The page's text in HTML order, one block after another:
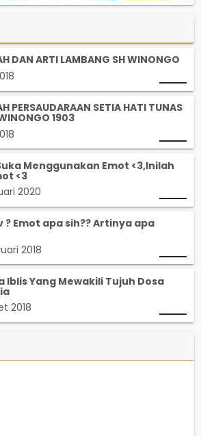
DAN ARTI LAMBANG SH WINONGO
PERSAUDARAAN SETIA HATI TUNAS
1903
Menggunakan Emot <3,Inilah
<3
2020
? Emot apa sih?? Artinya apa
2018
Iblis Yang Mewakili Tujuh Dosa
2018